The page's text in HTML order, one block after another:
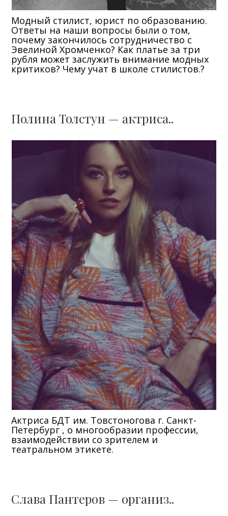
Модный стилист, юрист по образованию.
Ответы на наши вопросы были о том,
почему закончилось сотрудничество с
Эвелиной Хромченко? Как платье за три
рубля может заслужить внимание модных
критиков? Чему учат в школе стилистов.?
Полина Толстун — актриса..
Актриса БДТ им. Товстоногова г. Санкт-
Петербург , о многообразии профессии,
взаимодействии со зрителем и
театральном этикете.
Слава Пантеров — организ..